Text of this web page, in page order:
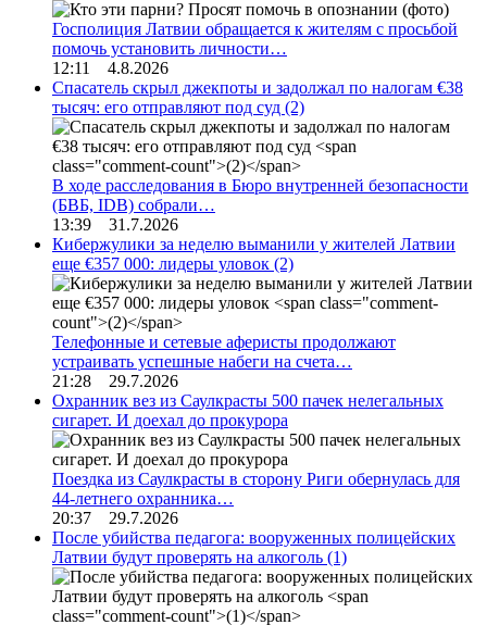
Госполиция Латвии обращается к жителям с просьбой
помочь установить личности…
12:11 4.8.2026
Спасатель скрыл джекпоты и задолжал по налогам €38
тысяч: его отправляют под суд (2)
В ходе расследования в Бюро внутренней безопасности
(БВБ, IDB) собрали…
13:39 31.7.2026
Кибержулики за неделю выманили у жителей Латвии
еще €357 000: лидеры уловок (2)
Телефонные и сетевые аферисты продолжают
устраивать успешные набеги на счета…
21:28 29.7.2026
Охранник вез из Саулкрасты 500 пачек нелегальных
сигарет. И доехал до прокурора
Поездка из Саулкрасты в сторону Риги обернулась для
44-летнего охранника…
20:37 29.7.2026
После убийства педагога: вооруженных полицейских
Латвии будут проверять на алкоголь (1)